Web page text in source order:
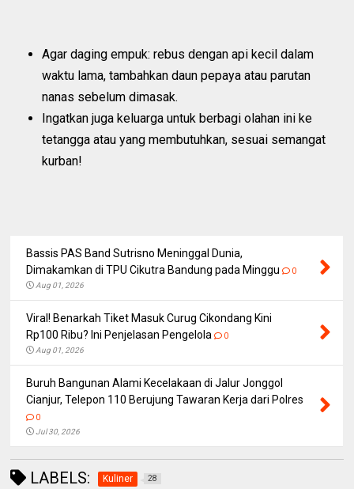
Agar daging empuk: rebus dengan api kecil dalam
waktu lama, tambahkan daun pepaya atau parutan
nanas sebelum dimasak.
Ingatkan juga keluarga untuk berbagi olahan ini ke
tetangga atau yang membutuhkan, sesuai semangat
kurban!
Bassis PAS Band Sutrisno Meninggal Dunia,
Dimakamkan di TPU Cikutra Bandung pada Minggu
0
Aug 01, 2026
Viral! Benarkah Tiket Masuk Curug Cikondang Kini
Rp100 Ribu? Ini Penjelasan Pengelola
0
Aug 01, 2026
Buruh Bangunan Alami Kecelakaan di Jalur Jonggol
Cianjur, Telepon 110 Berujung Tawaran Kerja dari Polres
0
Jul 30, 2026
LABELS: Kuliner 28